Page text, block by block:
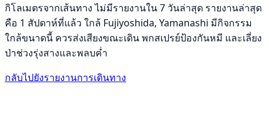
กิโลเมตรจากเส้นทาง ไม่มีรายงานใน 7 วันล่าสุด รายงานล่าสุด
คือ 1 สัปดาห์ที่แล้ว ใกล้ Fujiyoshida, Yamanashi มีกิจกรรม
ใกล้ขนาดนี้ ควรส่งเสียงขณะเดิน พกสเปรย์ป้องกันหมี และเลี่ยง
ป่าช่วงรุ่งสางและพลบค่ำ
กลับไปยังรายงานการเดินทาง